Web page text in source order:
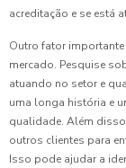
acreditação e se está
Outro fator importante
mercado. Pesquise
atuando no setor e
uma longa história e
qualidade. Além
outros clientes para
Isso pode ajudar a